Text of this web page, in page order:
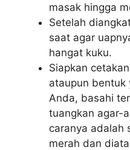
masak hingga
Setelah
saat agar
hangat kuku.
Siapkan
ataupun bentuk
Anda, basahi
tuangkan agar-
caranya adalah
merah dan